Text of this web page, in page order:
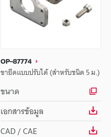
OP-87774
ขายึดแบบปรับได้ (สำหรับชนิด 5 ม.)
ขนาด
เอกสารข้อมูล
CAD / CAE